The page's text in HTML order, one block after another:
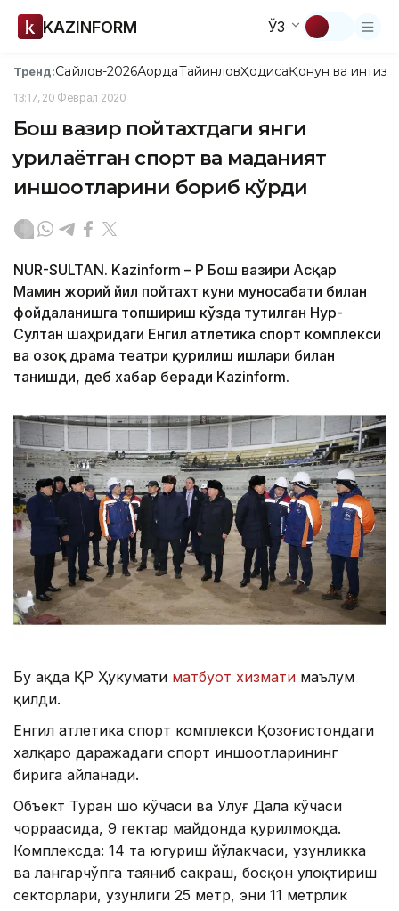
KAZINFORM ЎЗ
Тренд:Сайлов-2026АқордаТайинловҲодисаҚонун ва
13:17, 20 Феврал 2020
Бош вазир пойтахтдаги янги
қурилаётган спорт ва маданият
иншоотларини бориб кўрди
NUR-SULTAN. Kazinform – ҚР Бош вазири Асқар
Мамин жорий йил пойтахт куни муносабати билан
фойдаланишга топшириш кўзда тутилган Нур-
Султан шаҳридаги Енгил атлетика спорт комплекси
ва Қозоқ драма театри қурилиш ишлари билан
танишди, деб хабар беради Kazinform.
Бу ҳақда ҚР Ҳукумати матбуот хизмати маълум
қилди.
Енгил атлетика спорт комплекси Қозоғистондаги
халқаро даражадаги спорт иншоотларининг
бирига айланади.
Объект Туран шоҳ кўчаси ва Улуғ Дала кўчаси
чорраҳасида, 9 гектар майдонда қурилмоқда.
Комплексда: 14 та югуриш йўлакчаси, узунликка
ва лангарчўпга таяниб сакраш, босқон улоқтириш
секторлари, узунлиги 25 метр, эни 11 метрлик